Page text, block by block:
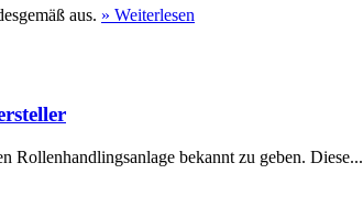
aus. » Weiterlesen
Rollenhandlingsanlage bekannt zu geben. Diese...